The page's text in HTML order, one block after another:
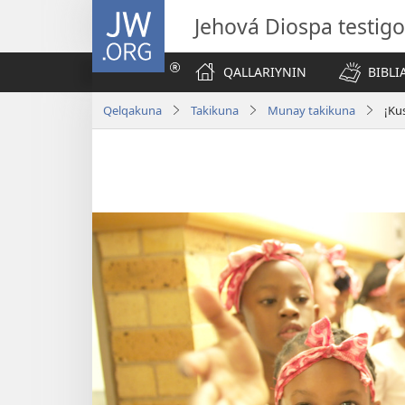
JW.ORG
Jehová Diospa
QALLARIYNIN
Qelqakuna Takikuna Munay takikuna